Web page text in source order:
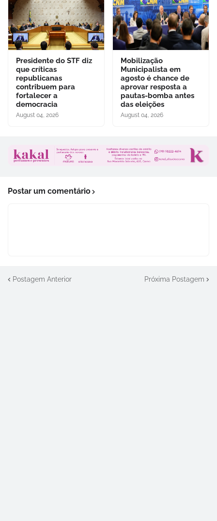
Presidente do STF diz
que críticas
republicanas
contribuem para
fortalecer a
democracia
August 04, 2026
Mobilização
Municipalista em
agosto é chance de
aprovar resposta a
pautas-bomba antes
das eleições
August 04, 2026
Postar um comentário
Postagem Anterior Próxima Postagem